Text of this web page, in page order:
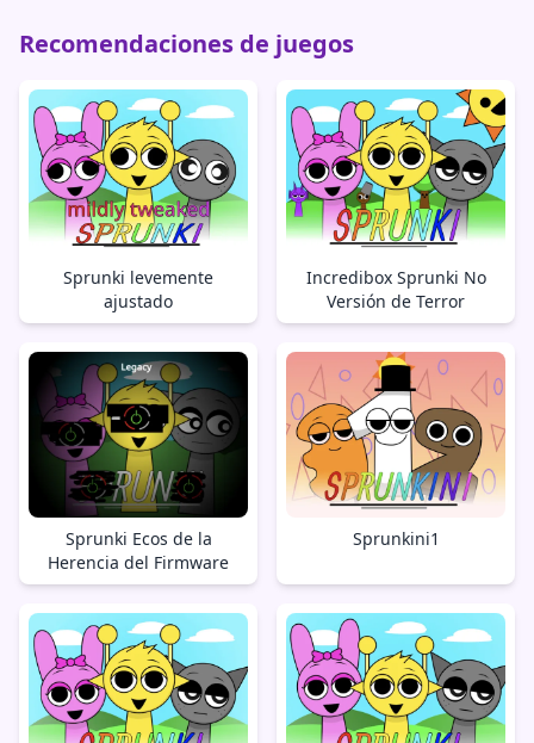
Recomendaciones de juegos
Sprunki levemente
ajustado
Incredibox Sprunki No
Versión de Terror
Sprunki Ecos de la
Herencia del Firmware
Sprunkini1